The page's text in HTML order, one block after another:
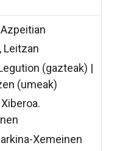
Leitzan
(gazteak) |
(umeak)
Xemeinen